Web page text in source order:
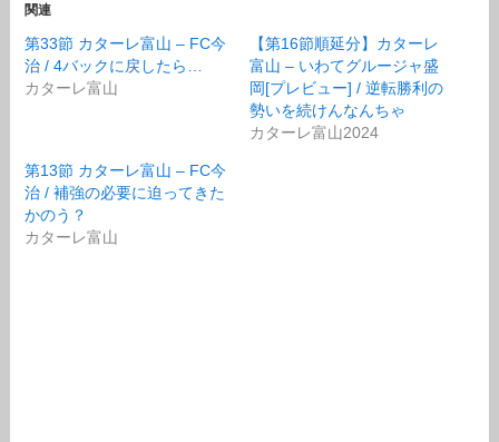
関連
第33節 カターレ富山 – FC今
治 / 4バックに戻したら…
カターレ富山
【第16節順延分】カターレ
富山 – いわてグルージャ盛
岡[プレビュー] / 逆転勝利の
勢いを続けんなんちゃ
カターレ富山2024
第13節 カターレ富山 – FC今
治 / 補強の必要に迫ってきた
かのう？
カターレ富山